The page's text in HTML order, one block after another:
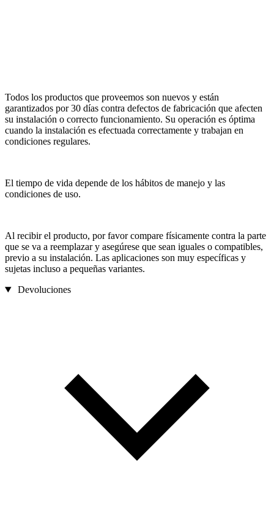
Todos los productos que proveemos son nuevos y están
garantizados por 30 días contra defectos de fabricación que afecten
su instalación o correcto funcionamiento. Su operación es óptima
cuando la instalación es efectuada correctamente y trabajan en
condiciones regulares.
El tiempo de vida depende de los hábitos de manejo y las
condiciones de uso.
Al recibir el producto, por favor compare físicamente contra la parte
que se va a reemplazar y asegúrese que sean iguales o compatibles,
previo a su instalación. Las aplicaciones son muy específicas y
sujetas incluso a pequeñas variantes.
Devoluciones